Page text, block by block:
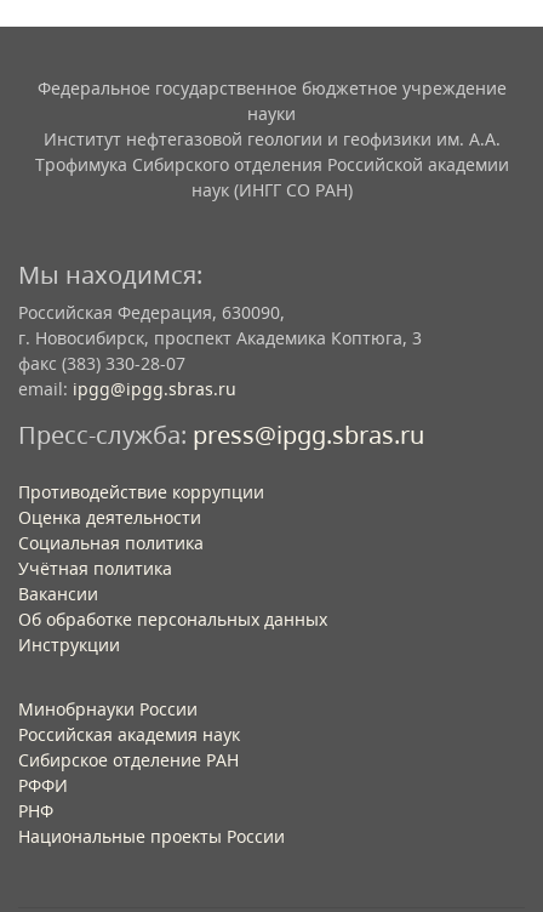
Федеральное государственное бюджетное учреждение
науки
Институт нефтегазовой геологии и геофизики им. А.А.
Трофимука Сибирского отделения Российской академии
наук (ИНГГ СО РАН)
Мы находимся:
Российская Федерация, 630090,
г. Новосибирск, проспект Академика Коптюга, 3
факс (383) 330-28-07
email: ipgg@ipgg.sbras.ru
Пресс-служба: press@ipgg.sbras.ru
Противодействие коррупции
Оценка деятельности
Социальная политика
Учётная политика​
Вакансии​
Об обработке персональных данных​
Инструкции​
Минобрнауки России
Российская академия наук
Сибирское отделение РАН
РФФИ
РНФ
Национальные проекты России